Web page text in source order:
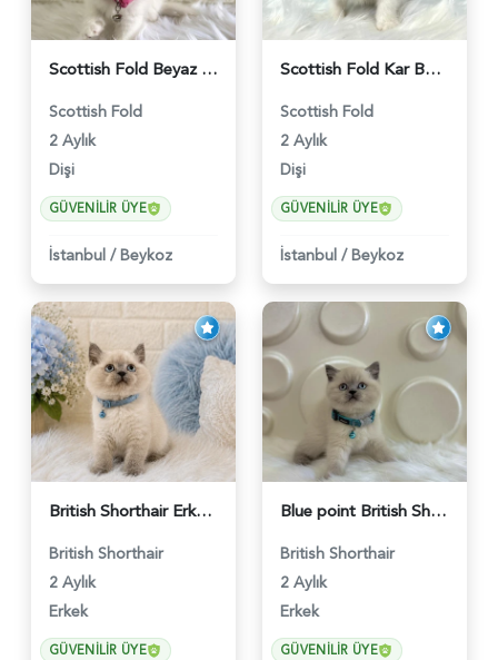
Scottish Fold Beyaz Dişi Baby Face 2 Aylık - 3704
Scottish Fold
2 Aylık
Dişi
GÜVENILIR ÜYE
İstanbul / Beykoz
Scottish Fold Kar Beyazı Dişi 2 Aylık - 2980
Scottish Fold
2 Aylık
Dişi
GÜVENILIR ÜYE
İstanbul / Beykoz
British Shorthair Erkek Bluepoint 2 Aylık - 4448
British Shorthair
2 Aylık
Erkek
GÜVENILIR ÜYE
Blue point British Shorthair Kedim 2 Aylık - 4132
British Shorthair
2 Aylık
Erkek
GÜVENILIR ÜYE